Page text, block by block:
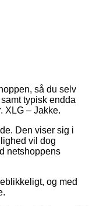
så du selv
typisk endda
XLG – Jakke.
Den viser sig i
vil dog
netshoppens
og med